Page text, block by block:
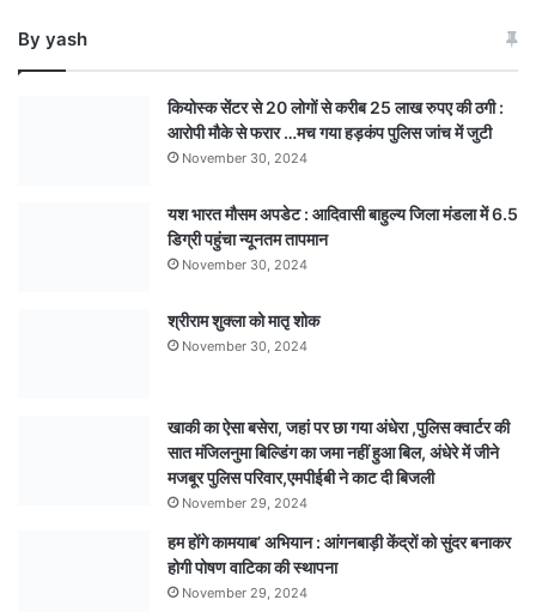
से
By yash
कियोस्क सेंटर से 20 लोगों से करीब 25 लाख रुपए की ठगी :
आरोपी मौके से फरार …मच गया हड़कंप पुलिस जांच में जुटी
November 30, 2024
यश भारत मौसम अपडेट : आदिवासी बाहुल्य जिला मंडला में 6.5
डिग्री पहुंचा न्यूनतम तापमान
November 30, 2024
श्रीराम शुक्ला को मातृ शोक
November 30, 2024
खाकी का ऐसा बसेरा, जहां पर छा गया अंधेरा ,पुलिस क्वार्टर की
सात मंजिलनुमा बिल्डिंग का जमा नहीं हुआ बिल, अंधेरे में जीने
मजबूर पुलिस परिवार,एमपीईबी ने काट दी बिजली
November 29, 2024
हम होंगे कामयाब’ अभियान : आंगनबाड़ी केंद्रों को सुंदर बनाकर
होगी पोषण वाटिका की स्थापना
November 29, 2024